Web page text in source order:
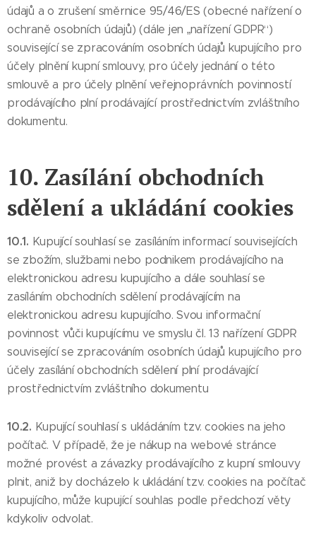
údajů a o zrušení směrnice 95/46/ES (obecné nařízení o
ochraně osobních údajů) (dále jen „nařízení GDPR“)
související se zpracováním osobních údajů kupujícího pro
účely plnění kupní smlouvy, pro účely jednání o této
smlouvě a pro účely plnění veřejnoprávních povinností
prodávajícího plní prodávající prostřednictvím zvláštního
dokumentu.
10. Zasílání obchodních
sdělení a ukládání cookies
10.1. Kupující souhlasí se zasíláním informací souvisejících
se zbožím, službami nebo podnikem prodávajícího na
elektronickou adresu kupujícího a dále souhlasí se
zasíláním obchodních sdělení prodávajícím na
elektronickou adresu kupujícího. Svou informační
povinnost vůči kupujícímu ve smyslu čl. 13 nařízení GDPR
související se zpracováním osobních údajů kupujícího pro
účely zasílání obchodních sdělení plní prodávající
prostřednictvím zvláštního dokumentu
10.2. Kupující souhlasí s ukládáním tzv. cookies na jeho
počítač. V případě, že je nákup na webové stránce
možné provést a závazky prodávajícího z kupní smlouvy
plnit, aniž by docházelo k ukládání tzv. cookies na počítač
kupujícího, může kupující souhlas podle předchozí věty
kdykoliv odvolat.